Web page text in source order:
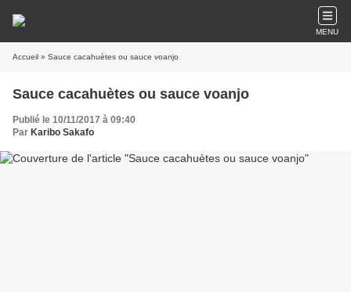
MENU
Accueil » Sauce cacahuètes ou sauce voanjo
Sauce cacahuètes ou sauce voanjo
Publié le 10/11/2017 à 09:40
Par Karibo Sakafo